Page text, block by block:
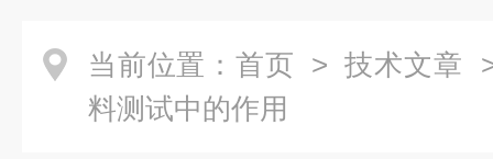
当前位置： 首页 > 技术文章
料测试中的作用